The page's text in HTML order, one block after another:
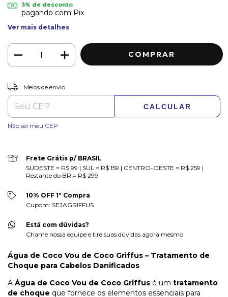
3% de desconto
pagando com Pix
Ver mais detalhes
Entregas para o CEP:
Meios de envio
CALCULAR
Não sei meu CEP
Frete Grátis p/ BRASIL
SUDESTE = R$ 99 | SUL = R$ 159 | CENTRO-OESTE = R$ 259 |
Restante do BR = R$ 299
10% OFF 1º Compra
Cupom: SEJAGRIFFUS
Está com dúvidas?
Chame nossa equipe e tire suas dúvidas agora mesmo
Água de Coco Vou de Coco Griffus – Tratamento de
Choque para Cabelos Danificados
A Água de Coco Vou de Coco Griffus é um tratamento
de choque que fornece os elementos essenciais para